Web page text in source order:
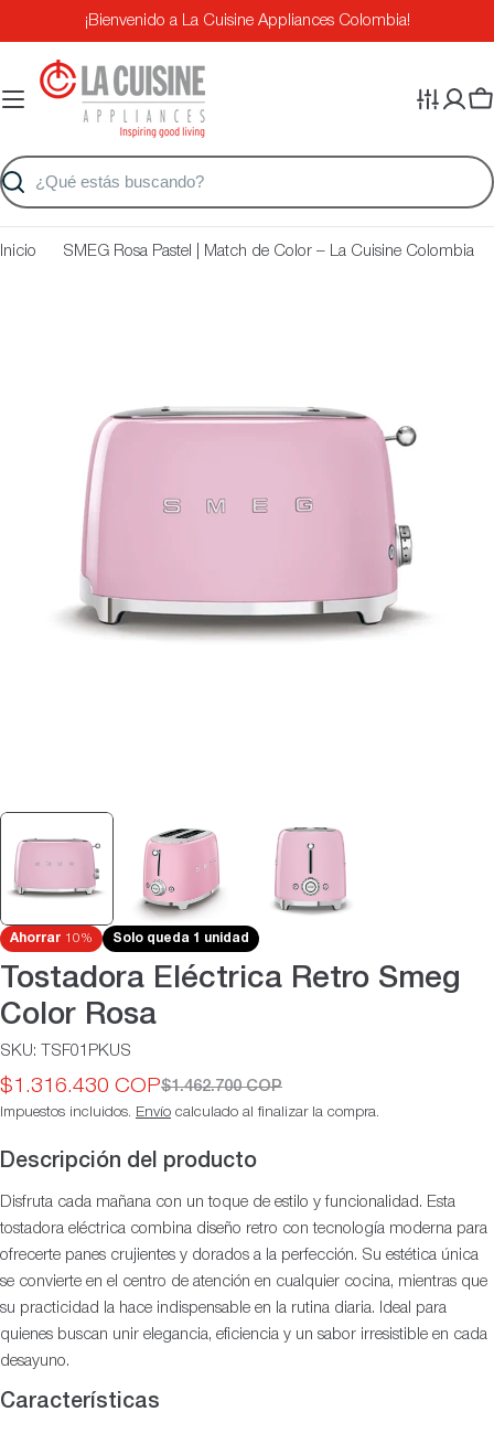
al
contenido
¡Bienvenido a La Cuisine Appliances Colombia!
Buscar
Inicio SMEG Rosa Pastel | Match de Color – La Cuisine Colombia
Ahorrar 10% Solo queda 1 unidad
Tostadora Eléctrica Retro Smeg
Color Rosa
SKU: TSF01PKUS
Precio
de
$1.316.430 COP
Precio
habitual
$1.462.700 COP
Impuestos incluidos. Envío calculado al finalizar la compra.
Descripción del producto
Disfruta cada mañana con un toque de estilo y funcionalidad. Esta
tostadora eléctrica combina diseño retro con tecnología moderna para
ofrecerte panes crujientes y dorados a la perfección. Su estética única
se convierte en el centro de atención en cualquier cocina, mientras que
su practicidad la hace indispensable en la rutina diaria. Ideal para
quienes buscan unir elegancia, eficiencia y un sabor irresistible en cada
desayuno.
Características